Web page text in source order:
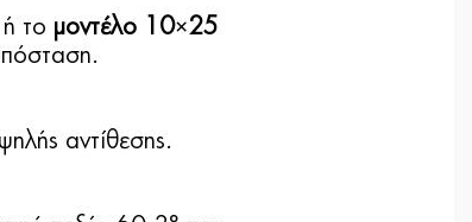
το μοντέλο 10×25
αντίθεσης.